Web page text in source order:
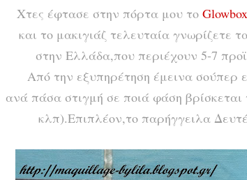
Χτες έφτασε στην πόρτα μου το Glowbox
και το μακιγιάζ τελευταία γνωρίζετε
στην Ελλάδα,που περιέχουν 5-7
Από την εξυπηρέτηση έμεινα σούπερ
ανά πάσα στιγμή σε ποιά φάση
κλπ).Επιπλέον,το παρήγγειλα